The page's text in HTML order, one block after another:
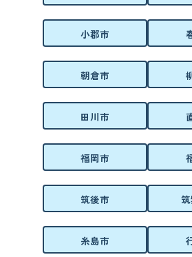
小郡市
朝倉市
田川市
福岡市
筑後市
糸島市